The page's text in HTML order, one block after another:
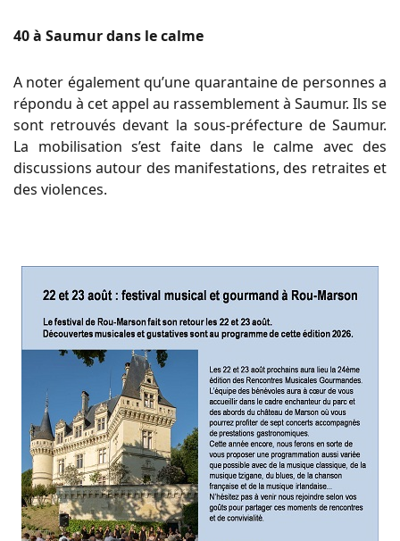
40 à Saumur dans le calme
A noter également qu’une quarantaine de personnes a
répondu à cet appel au rassemblement à Saumur. Ils se
sont retrouvés devant la sous-préfecture de Saumur.
La mobilisation s’est faite dans le calme avec des
discussions autour des manifestations, des retraites et
des violences.